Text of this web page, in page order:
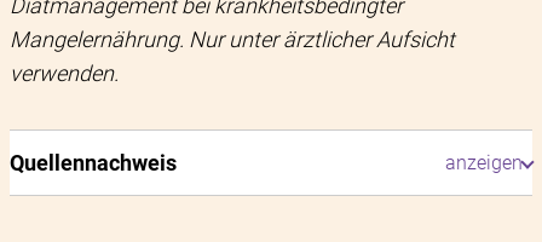
Diätmanagement bei krankheitsbedingter
Mangelernährung. Nur unter ärztlicher Aufsicht
verwenden.
Quellennachweis